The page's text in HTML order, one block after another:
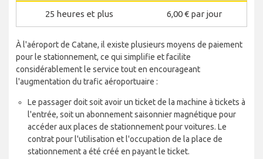
25 heures et plus 6,00 € par jour
À l'aéroport de Catane, il existe plusieurs moyens de paiement
pour le stationnement, ce qui simplifie et facilite
considérablement le service tout en encourageant
l'augmentation du trafic aéroportuaire :
Le passager doit soit avoir un ticket de la machine à tickets à
l'entrée, soit un abonnement saisonnier magnétique pour
accéder aux places de stationnement pour voitures. Le
contrat pour l'utilisation et l'occupation de la place de
stationnement a été créé en payant le ticket.